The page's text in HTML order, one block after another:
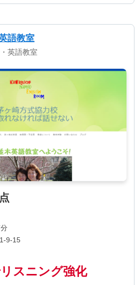
語教室
英語教室
9-15
スニング強化